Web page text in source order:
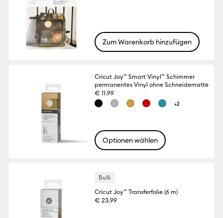
Zum Warenkorb hinzufügen
Cricut Joy™ Smart Vinyl™ Schimmer
permanentes Vinyl ohne Schneidematte
€ 11.99
+2
Optionen wählen
Bulk
Cricut Joy™ Transferfolie (6 m)
€ 23.99